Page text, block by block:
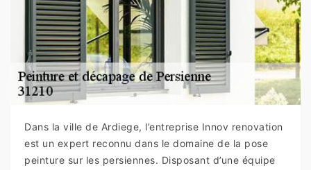
Dans la ville de Ardiege, l’entreprise Innov renovation
est un expert reconnu dans le domaine de la pose
peinture sur les persiennes. Disposant d’une équipe